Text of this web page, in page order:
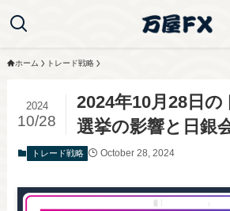
ホーム トレード戦略
2024年10月28日の
選挙の影響と日銀
2024
10/28
トレード戦略 October 28, 2024